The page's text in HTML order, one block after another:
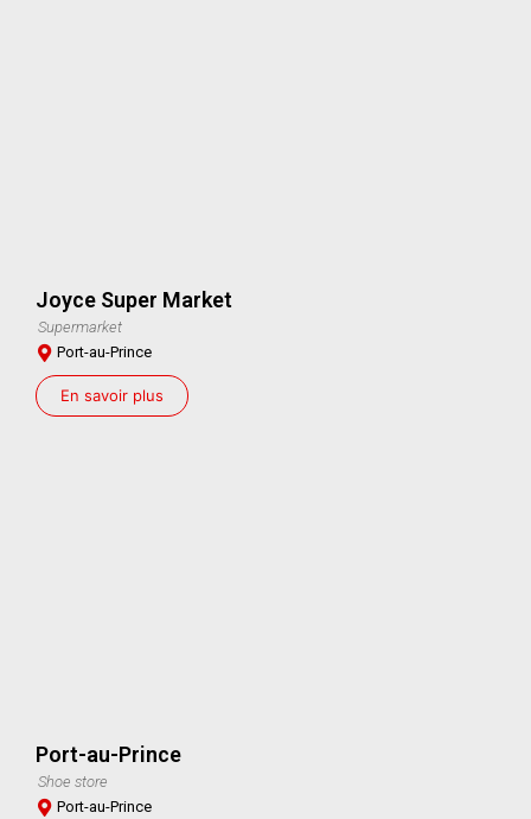
Joyce Super Market
Supermarket
Port-au-Prince
En savoir plus
Port-au-Prince
Shoe store
Port-au-Prince